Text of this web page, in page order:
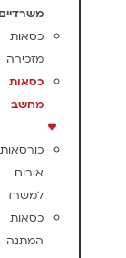
משרדיים
כסאות
מזכירה
כסאות
מחשב
כורסאות
אירוח
למשרד
כסאות
המתנה